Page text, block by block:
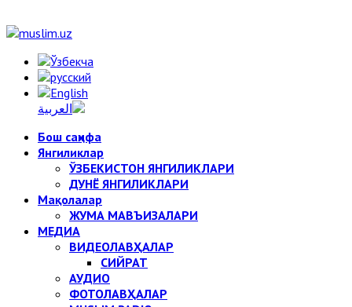
Бош саҳифа
Янгиликлар
ЎЗБЕКИСТОН ЯНГИЛИКЛАРИ
ДУНЁ ЯНГИЛИКЛАРИ
Мақолалар
ЖУМА МАВЪИЗАЛАРИ
МЕДИА
ВИДЕОЛАВҲАЛАР
СИЙРАТ
АУДИО
ФОТОЛАВҲАЛАР